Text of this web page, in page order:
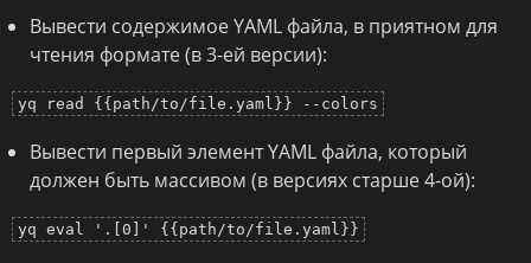
Вывести содержимое YAML файла, в приятном для
чтения формате (в 3-ей версии):
yq read {{path/to/file.yaml}} --colors
Вывести первый элемент YAML файла, который
должен быть массивом (в версиях старше 4-ой):
yq eval '.[0]' {{path/to/file.yaml}}